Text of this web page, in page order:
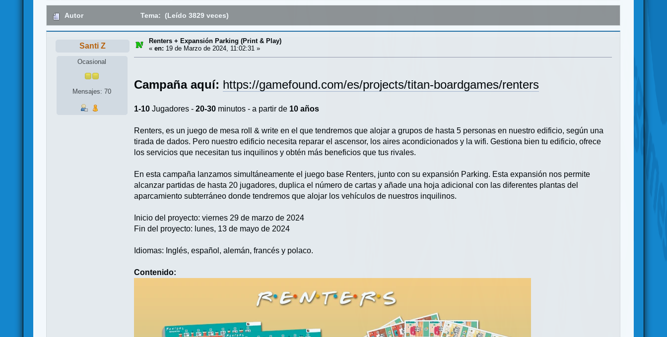
Autor Tema: (Leído 3829 veces)
Santi Z
Ocasional
Mensajes: 70
Renters + Expansión Parking (Print & Play)
«en: 19 de Marzo de 2024, 11:02:31 »
Campaña aquí: https://gamefound.com/es/projects/titan-boardgames/renters
1-10 Jugadores -20-30 minutos - a partir de 10 años
Renters, es un juego de mesa roll & write en el que tendremos que alojar a grupos de hasta 5 personas en nuestro edificio, según una
tirada de dados. Pero nuestro edificio necesita reparar el ascensor, los aires acondicionados y la wifi. Gestiona bien tu edificio, ofrece
los servicios que necesitan tus inquilinos y obtén más beneficios que tus rivales.
En esta campaña lanzamos simultáneamente el juego base Renters, junto con su expansión Parking. Esta expansión nos permite
alcanzar partidas de hasta 20 jugadores, duplica el número de cartas y añade una hoja adicional con las diferentes plantas del
aparcamiento subterráneo donde tendremos que alojar los vehículos de nuestros inquilinos.
Inicio del proyecto: viernes 29 de marzo de 2024
Fin del proyecto: lunes, 13 de mayo de 2024
Idiomas: Inglés, español, alemán, francés y polaco.
Contenido: